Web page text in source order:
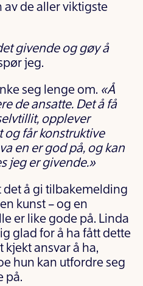
av de aller viktigste
givende og gøy å
jeg.
seg lenge om. «Å
de ansatte. Det å få
opplever
og får konstruktive
en er god på, og kan
jeg er givende.»
det å gi tilbakemelding
kunst – og en
er like gode på. Linda
glad for å ha fått dette
kjekt ansvar å ha,
hun kan utfordre seg
på.